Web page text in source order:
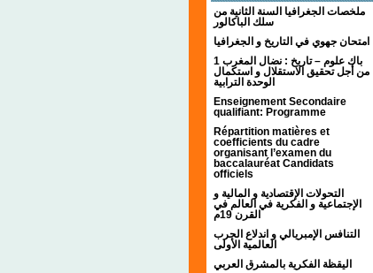
ملخصات الجغرافيا السنة الثانية من
سلك الباكالور
امتحان جهوي في التاريخ و الجغرافيا
1 باك علوم – تاريخ : نضال المغرب
من أجل تحقيق الاستقلال و استكمال
الوحدة الترابية
Enseignement Secondaire
qualifiant: Programme
Répartition matières et
coefficients du cadre
organisant l’examen du
baccalauréat Candidats
officiels
التحولات الإقتصادية و المالية و
الإجتماعية و الفكرية في العالم في
القرن 19م
التنافس الإمبريالي و اندلاع الحرب
العالمية الأولى
اليقظة الفكرية بالمشرق العربي